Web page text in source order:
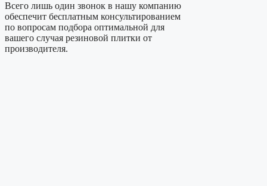
Всего лишь один звонок в нашу компанию
обеспечит бесплатным консультированием
по вопросам подбора оптимальной для
вашего случая резиновой плитки от
производителя.